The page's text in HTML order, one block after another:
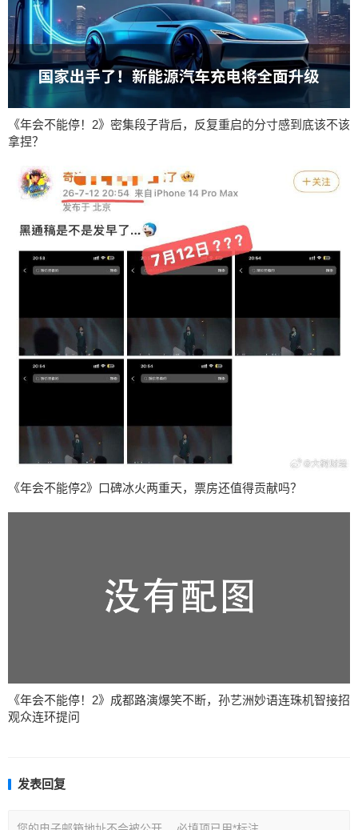
《年会不能停！2》密集段子背后，反复重启的分寸感到底该不该
拿捏？
《年会不能停2》口碑冰火两重天，票房还值得贡献吗？
《年会不能停！2》成都路演爆笑不断，孙艺洲妙语连珠机智接招
观众连环提问
发表回复